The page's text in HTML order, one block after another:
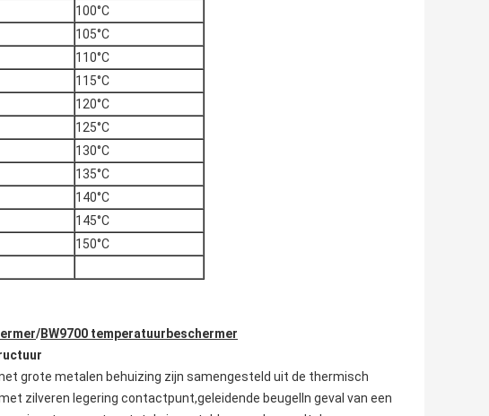
100°C
105°C
110°C
115°C
120°C
125°C
130°C
135°C
140°C
145°C
150°C
/BW9700 temperatuurbeschermer
grote metalen behuizing zijn samengesteld uit de thermisch
zilveren legering contactpunt,geleidende beugelIn geval van een